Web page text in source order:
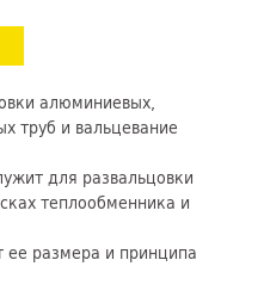
алюминиевых,
труб и вальцевание
для развальцовки
теплообменника и
ее размера и принципа